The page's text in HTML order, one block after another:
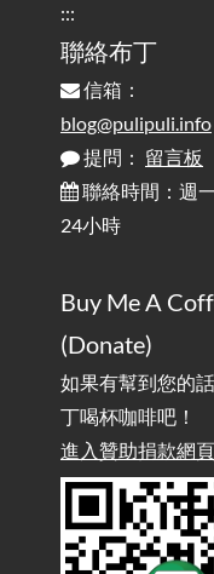
實作相容OpenAI API，
務 / Implementing
Powered by OpenAI
雜談：生活小技巧之用
/ Talk: Use Velcro to
Home Is More Than Just
:::
聯絡布丁
信箱：
blog@pulipuli.info
提問： 留言板
聯絡時間：週
24小時
Buy Me A
(Donate)
如果有幫到您的
丁喝杯咖啡吧！
進入贊助捐款網頁